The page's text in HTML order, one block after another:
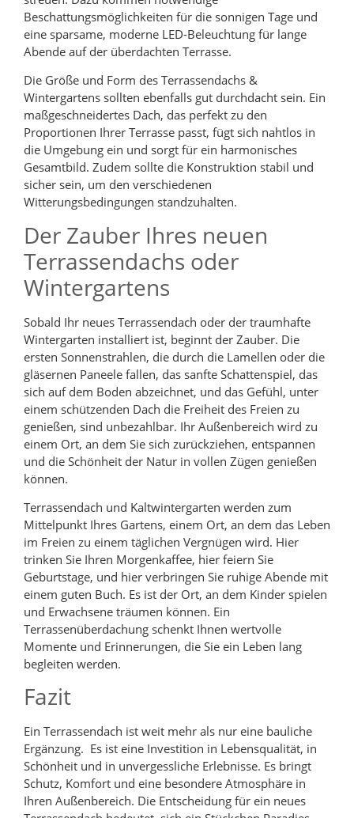
Beschattungsmöglichkeiten für die sonnigen Tage und
eine sparsame, moderne LED-Beleuchtung für lange
Abende auf der überdachten Terrasse.
Die Größe und Form des Terrassendachs &
Wintergartens sollten ebenfalls gut durchdacht sein. Ein
maßgeschneidertes Dach, das perfekt zu den
Proportionen Ihrer Terrasse passt, fügt sich nahtlos in
die Umgebung ein und sorgt für ein harmonisches
Gesamtbild. Zudem sollte die Konstruktion stabil und
sicher sein, um den verschiedenen
Witterungsbedingungen standzuhalten.
Der Zauber Ihres neuen
Terrassendachs oder
Wintergartens
Sobald Ihr neues Terrassendach oder der traumhafte
Wintergarten installiert ist, beginnt der Zauber. Die
ersten Sonnenstrahlen, die durch die Lamellen oder die
gläsernen Paneele fallen, das sanfte Schattenspiel, das
sich auf dem Boden abzeichnet, und das Gefühl, unter
einem schützenden Dach die Freiheit des Freien zu
genießen, sind unbezahlbar. Ihr Außenbereich wird zu
einem Ort, an dem Sie sich zurückziehen, entspannen
und die Schönheit der Natur in vollen Zügen genießen
können.
Terrassendach und Kaltwintergarten werden zum
Mittelpunkt Ihres Gartens, einem Ort, an dem das Leben
im Freien zu einem täglichen Vergnügen wird. Hier
trinken Sie Ihren Morgenkaffee, hier feiern Sie
Geburtstage, und hier verbringen Sie ruhige Abende mit
einem guten Buch. Es ist der Ort, an dem Kinder spielen
und Erwachsene träumen können. Ein
Terrassenüberdachung schenkt Ihnen wertvolle
Momente und Erinnerungen, die Sie ein Leben lang
begleiten werden.
Fazit
Ein Terrassendach ist weit mehr als nur eine bauliche
Ergänzung. Es ist eine Investition in Lebensqualität, in
Schönheit und in unvergessliche Erlebnisse. Es bringt
Schutz, Komfort und eine besondere Atmosphäre in
Ihren Außenbereich. Die Entscheidung für ein neues